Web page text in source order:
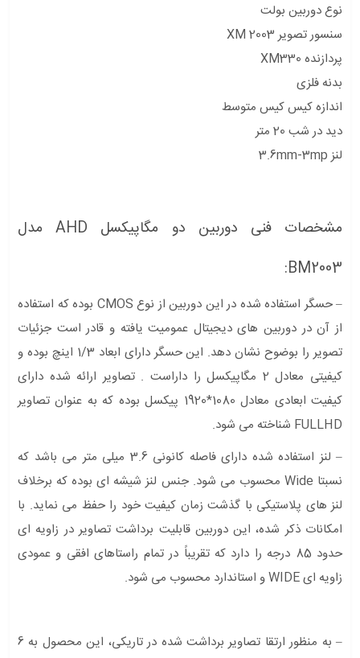
نوع دوربین بولت
سنسور تصویر XM 2003
پردازنده XM330
بدنه فلزی
اندازه کیس کیس متوسط
دید در شب 20 متر
لنز 3.6mm-3mp
مشخصات فنی دوربین دو مگاپیکسل AHD مدل
BM2003:
– حسگر استفاده شده در این دوربین از نوع CMOS بوده که استفاده
از آن در دوربین های دیجیتال عمومیت یافته و قادر است جزئیات
تصویر را بوضوح نشان دهد. این حسگر دارای ابعاد 1/3 اینچ بوده و
کیفیتی معادل 2 مگاپیکسل را داراست . تصاویر ارائه شده دارای
کیفیت ابعادی معادل 1080*1920 پیکسل بوده که به عنوان تصاویر
FULLHD شناخته می شود.
– لنز استفاده شده دارای فاصله کانونی 3.6 میلی متر می باشد که
نسبتا Wide محسوب می شود. جنس لنز شیشه ای بوده که برخلاف
لنز های پلاستیکی با گذشت زمان کیفیت خود را حفظ می نماید. با
امکانات ذکر شده، این دوربین قابلیت برداشت تصاویر در زاویه ای
حدود 85 درجه را دارد که تقریباً در تمام راستاهای افقی و عمودی
زاویه ای WIDE و استاندارد محسوب می شود.
– به منظور ارتقا تصاویر برداشت شده در تاریکی، این محصول به 6